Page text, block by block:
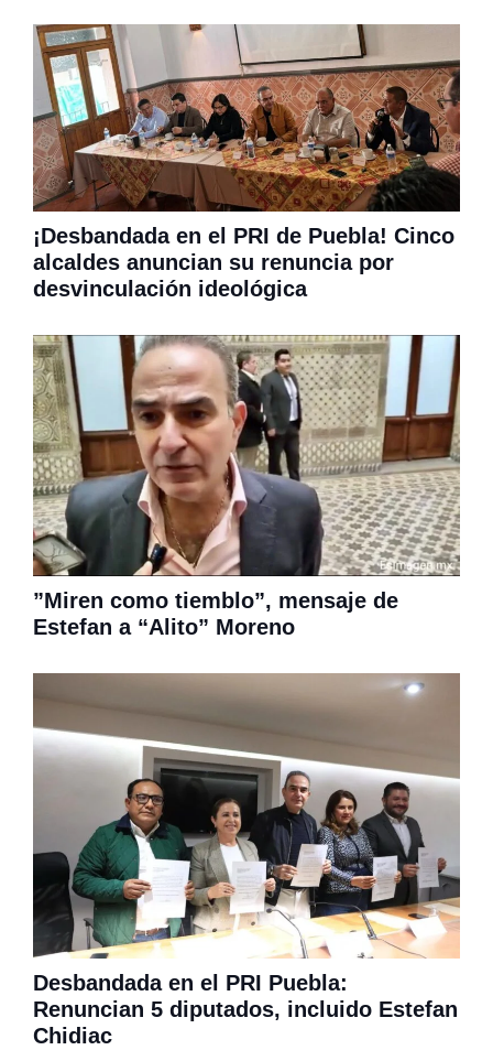
¡Desbandada en el PRI de Puebla! Cinco
alcaldes anuncian su renuncia por
desvinculación ideológica
”Miren como tiemblo”, mensaje de
Estefan a “Alito” Moreno
Desbandada en el PRI Puebla:
Renuncian 5 diputados, incluido Estefan
Chidiac